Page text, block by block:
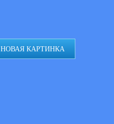
НОВАЯ КАРТИНКА